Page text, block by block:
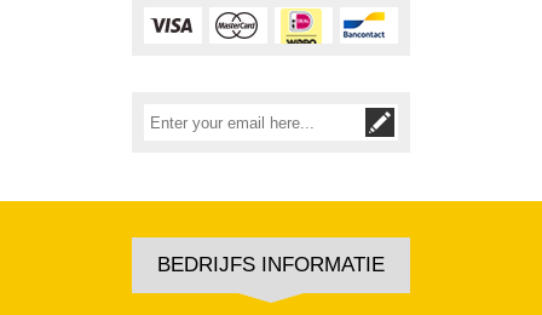
BEDRIJFS INFORMATIE